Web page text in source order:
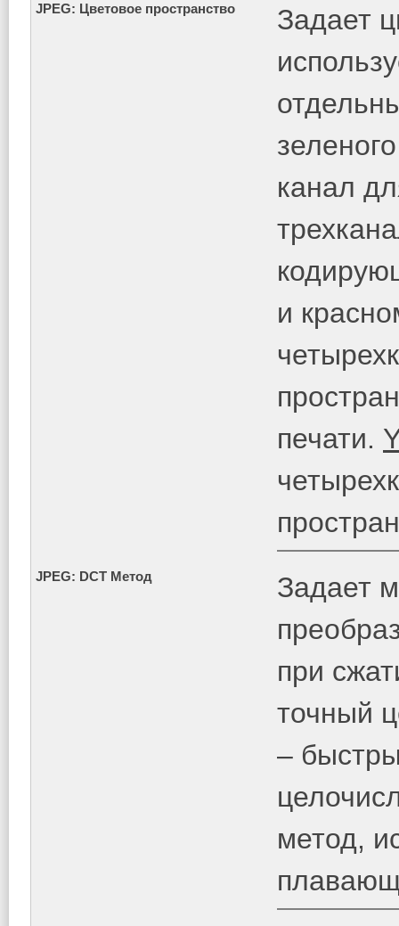
JPEG: Цветовое пространство
Задает
канал
и
печати.
JPEG: DCT Метод
Задает
при
точный
–
метод,